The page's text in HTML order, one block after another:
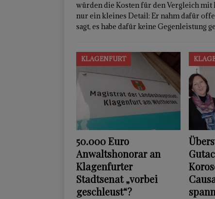
würden die Kosten für den Vergleich mit
nur ein kleines Detail: Er nahm dafür
sagt, es habe dafür keine Gegenleistung
KLAGENFURT
50.000 Euro
Anwaltshonorar an
Klagenfurter
Stadtsenat „vorbei
geschleust“?